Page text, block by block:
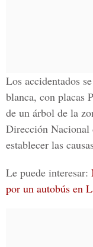
Los accidentados
blanca, con placas
de un árbol de la
Dirección Nacional
establecer las
Le puede interesar:
por un autobús en